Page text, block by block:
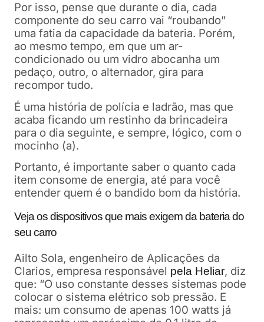
Por isso, pense que durante o dia, cada
componente do seu carro vai “roubando”
uma fatia da capacidade da bateria. Porém,
ao mesmo tempo, em que um ar-
condicionado ou um vidro abocanha um
pedaço, outro, o alternador, gira para
recompor tudo.
É uma história de polícia e ladrão, mas que
acaba ficando um restinho da brincadeira
para o dia seguinte, e sempre, lógico, com o
mocinho (a).
Portanto, é importante saber o quanto cada
item consome de energia, até para você
entender quem é o bandido bom da história.
Veja os dispositivos que mais exigem da bateria do
seu carro
Ailto Sola, engenheiro de Aplicações da
Clarios, empresa responsável pela Heliar, diz
que: “O uso constante desses sistemas pode
colocar o sistema elétrico sob pressão. E
mais: um consumo de apenas 100 watts já